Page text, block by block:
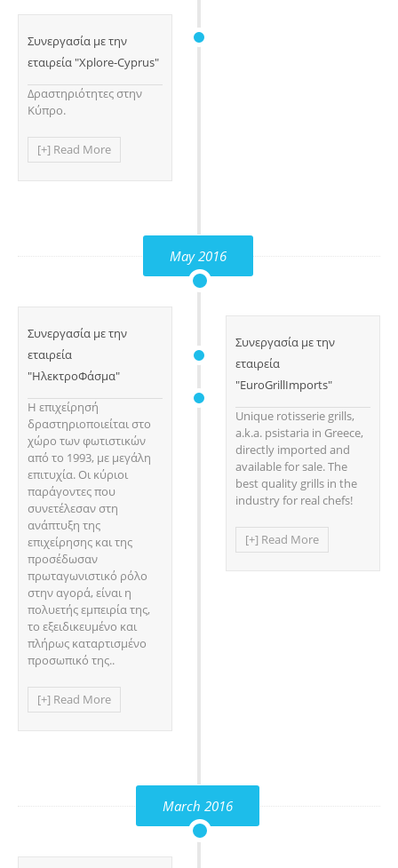
Συνεργασία με την
εταιρεία "Xplore-Cyprus"
Δραστηριότητες στην
Κύπρο.
[+] Read More
May 2016
Συνεργασία με την
εταιρεία
"ΗλεκτροΦάσμα"
H επιχείρησή
δραστηριοποιείται στο
χώρο των φωτιστικών
από το 1993, με μεγάλη
επιτυχία. Oι κύριοι
παράγοντες που
συνετέλεσαν στη
ανάπτυξη της
επιχείρησης και της
προσέδωσαν
πρωταγωνιστικό ρόλο
στην αγορά, είναι η
πολυετής εμπειρία της,
το εξειδικευμένο και
πλήρως καταρτισμένο
προσωπικό της..
[+] Read More
Συνεργασία με την
εταιρεία
"EuroGrillImports"
Unique rotisserie grills,
a.k.a. psistaria in Greece,
directly imported and
available for sale. The
best quality grills in the
industry for real chefs!
[+] Read More
March 2016